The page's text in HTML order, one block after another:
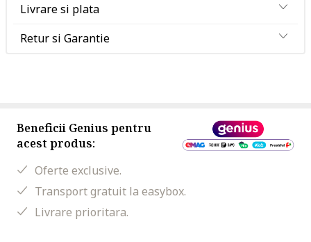
Livrare si plata
Retur si Garantie
Beneficii Genius pentru
acest produs:
Oferte exclusive.
Transport gratuit la easybox.
Livrare prioritara.